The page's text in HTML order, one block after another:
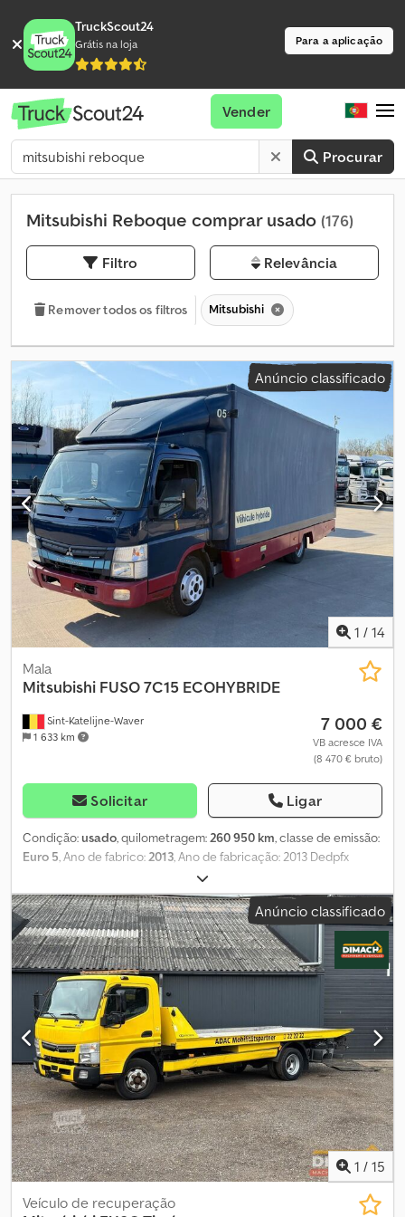
TruckScout24
Grátis na loja Para a aplicação
Procurar
Vender
Mitsubishi Reboque comprar usado (176)
Filtro Relevância
Remover todos os filtros Mitsubishi
Anúncio classificado
1 / 14
Sint-Katelijne-Waver
1 633 km
Mala
Mitsubishi FUSO 7C15 ECOHYBRIDE
7 000 €
VB acresce IVA
(8 470 € bruto)
Solicitar Ligar
Condição:usado, quilometragem:260 950 km, classe de emissão:
Euro 5, Ano de fabrico:2013, Ano de fabricação: 2013 Dedpfx
Ansyzhtnjkskr Peso bruto total: 7.500 kg
Anúncio classificado
1 / 15
Veículo de recuperação